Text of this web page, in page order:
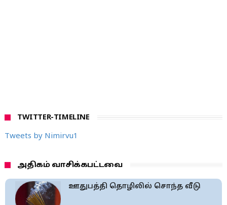
TWITTER-TIMELINE
Tweets by Nimirvu1
அதிகம் வாசிக்கபட்டவை
ஊதுபத்தி தொழிலில் சொந்த வீடு